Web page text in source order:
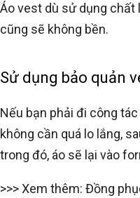
Áo vest dù sử dụng chất
cũng sẽ không bền.
Sử dụng bảo quản
Nếu bạn phải đi công
không cần quá lo lắng,
trong đó, áo sẽ lại vào
>>> Xem thêm: Đồng